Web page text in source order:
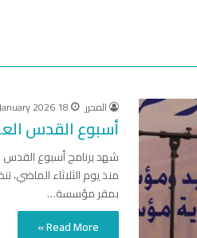
المحرر 18 January 2026
أسبوع القدس
شهد برنامج أسبوع القدس
منذ يوم الثلاثاء
بمقر مؤسسة…
Read More »